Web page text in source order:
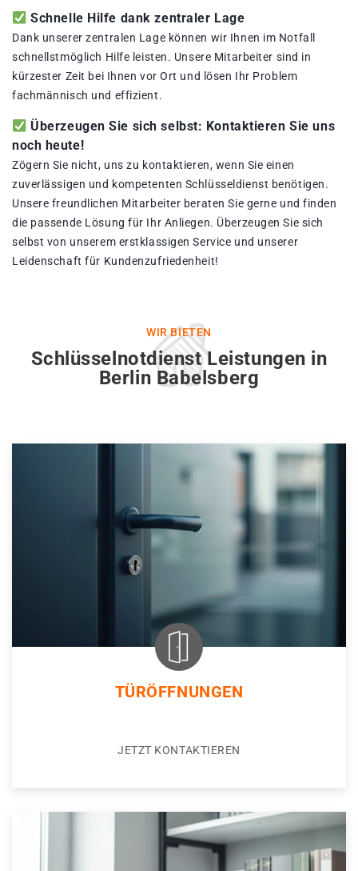
Schnelle Hilfe dank zentraler Lage
Dank unserer zentralen Lage können wir Ihnen im Notfall
schnellstmöglich Hilfe leisten. Unsere Mitarbeiter sind in
kürzester Zeit bei Ihnen vor Ort und lösen Ihr Problem
fachmännisch und effizient.
Überzeugen Sie sich selbst: Kontaktieren Sie uns
noch heute!
Zögern Sie nicht, uns zu kontaktieren, wenn Sie einen
zuverlässigen und kompetenten Schlüsseldienst benötigen.
Unsere freundlichen Mitarbeiter beraten Sie gerne und finden
die passende Lösung für Ihr Anliegen. Überzeugen Sie sich
selbst von unserem erstklassigen Service und unserer
Leidenschaft für Kundenzufriedenheit!
WIR BIETEN
Schlüsselnotdienst Leistungen in
Berlin Babelsberg
TÜRÖFFNUNGEN
JETZT KONTAKTIEREN